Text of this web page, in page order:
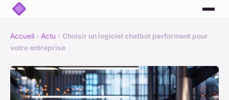
Accueil › Actu › Choisir un logiciel chatbot performant pour
votre entreprise